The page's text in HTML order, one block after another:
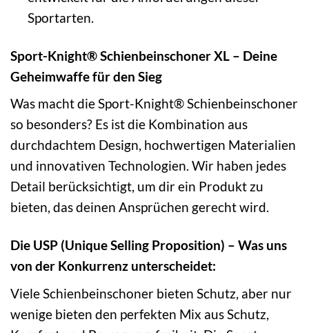
Sportarten.
Sport-Knight® Schienbeinschoner XL – Deine
Geheimwaffe für den Sieg
Was macht die Sport-Knight® Schienbeinschoner
so besonders? Es ist die Kombination aus
durchdachtem Design, hochwertigen Materialien
und innovativen Technologien. Wir haben jedes
Detail berücksichtigt, um dir ein Produkt zu
bieten, das deinen Ansprüchen gerecht wird.
Die USP (Unique Selling Proposition) – Was uns
von der Konkurrenz unterscheidet:
Viele Schienbeinschoner bieten Schutz, aber nur
wenige bieten den perfekten Mix aus Schutz,